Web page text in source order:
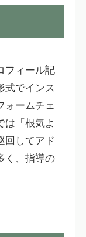
フィール記
式でインス
ォームチェ
は「根気よ
回してアド
く、指導の